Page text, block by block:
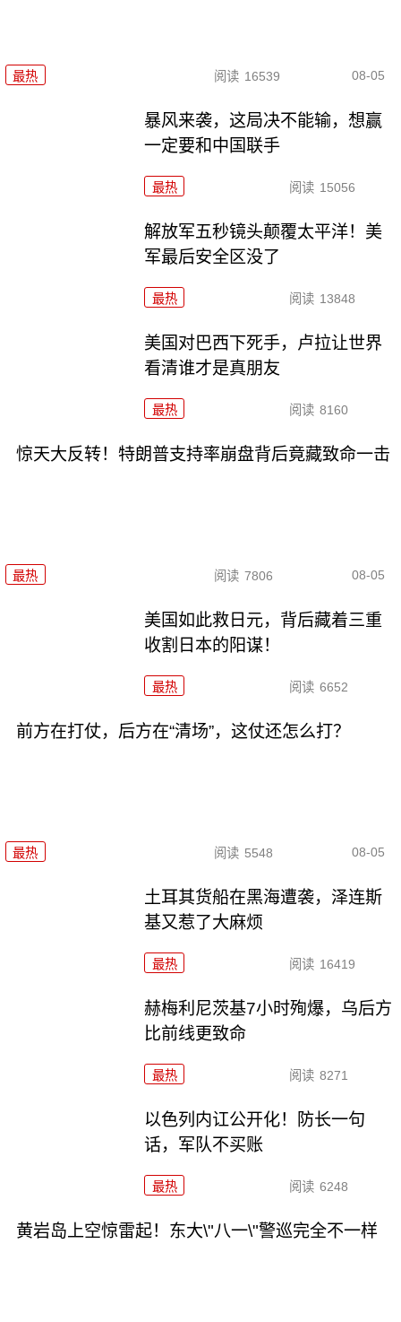
最热 阅读 16539 08-05
暴风来袭，这局决不能输，想赢
一定要和中国联手
最热 阅读 15056
解放军五秒镜头颠覆太平洋！美
军最后安全区没了
最热 阅读 13848
美国对巴西下死手，卢拉让世界
看清谁才是真朋友
最热 阅读 8160
惊天大反转！特朗普支持率崩盘背后竟藏致命一击
最热 阅读 7806 08-05
美国如此救日元，背后藏着三重
收割日本的阳谋！
最热 阅读 6652
前方在打仗，后方在“清场”，这仗还怎么打？
最热 阅读 5548 08-05
土耳其货船在黑海遭袭，泽连斯
基又惹了大麻烦
最热 阅读 16419
赫梅利尼茨基7小时殉爆，乌后方
比前线更致命
最热 阅读 8271
以色列内讧公开化！防长一句
话，军队不买账
最热 阅读 6248
黄岩岛上空惊雷起！东大\"八一\"警巡完全不一样